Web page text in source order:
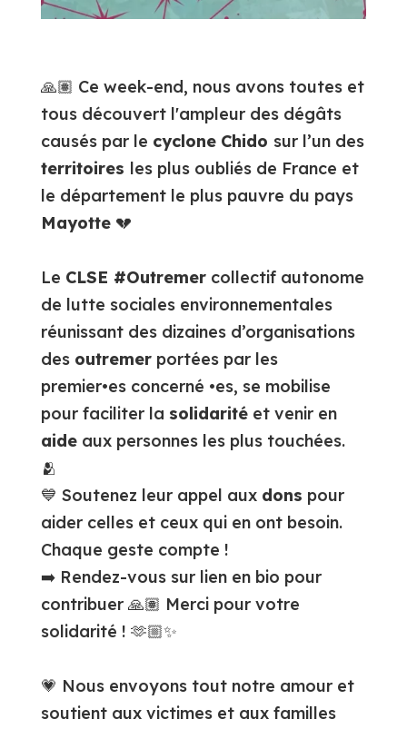
🙏🏽 Ce week-end, nous avons toutes et
tous découvert l'ampleur des dégâts
causés par le cyclone Chido sur l’un des
territoires les plus oubliés de France et
le département le plus pauvre du pays
Mayotte💔
Le CLSE #Outremercollectif autonome
de lutte sociales environnementales
réunissant des dizaines d’organisations
des outremerportées par les
premier•es concerné •es, se mobilise
pour faciliter la solidaritéet venir en
aideaux personnes les plus touchées.
🫂
💙 Soutenez leur appel aux dons pour
aider celles et ceux qui en ont besoin.
Chaque geste compte !
➡️ Rendez-vous sur lien en bio pour
contribuer 🙏🏽 Merci pour votre
solidarité ! 🫶🏼✨
💗 Nous envoyons tout notre amour et
soutient aux victimes et aux familles